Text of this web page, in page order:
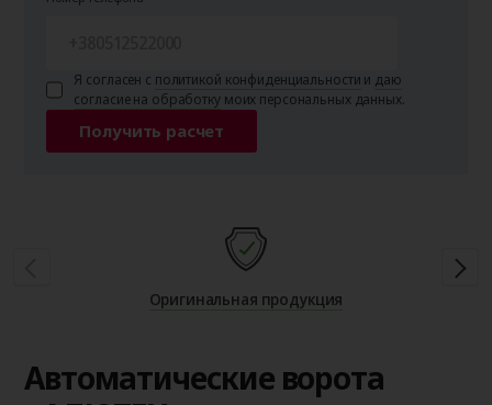
Я согласен с политикой конфиденциальности и даю
согласие на обработкумоих персональных данных.
Получить расчет
Оригинальная продукция
Автоматические ворота